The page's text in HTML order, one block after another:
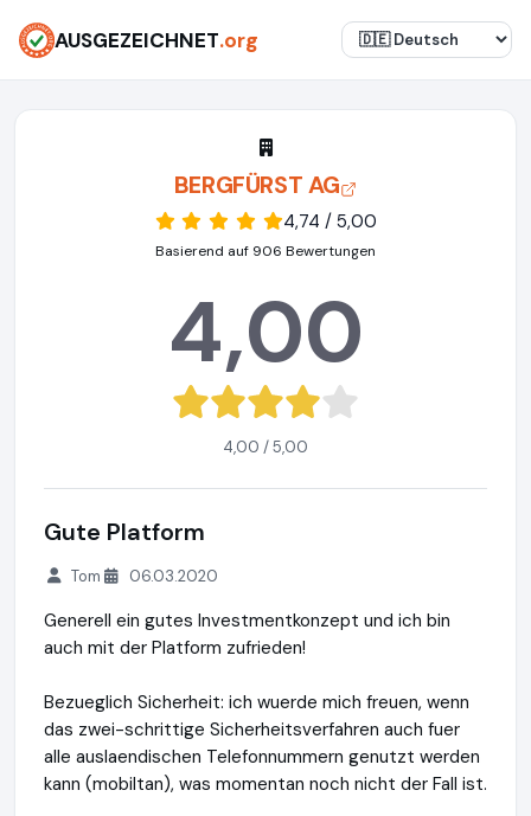
AUSGEZEICHNET.org
BERGFÜRST AG
4,74 / 5,00
Basierend auf 906 Bewertungen
4,00
4,00 / 5,00
Gute Platform
Tom 06.03.2020
Generell ein gutes Investmentkonzept und ich bin
auch mit der Platform zufrieden!
Bezueglich Sicherheit: ich wuerde mich freuen, wenn
das zwei-schrittige Sicherheitsverfahren auch fuer
alle auslaendischen Telefonnummern genutzt werden
kann (mobiltan), was momentan noch nicht der Fall ist.